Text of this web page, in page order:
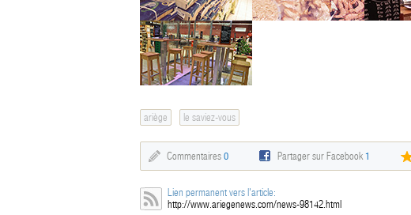
ariège le saviez-vous
Commentaires 0 Partager sur Facebook1
Lien permanent vers l'article:
http://www.ariegenews.com/news-98142.html